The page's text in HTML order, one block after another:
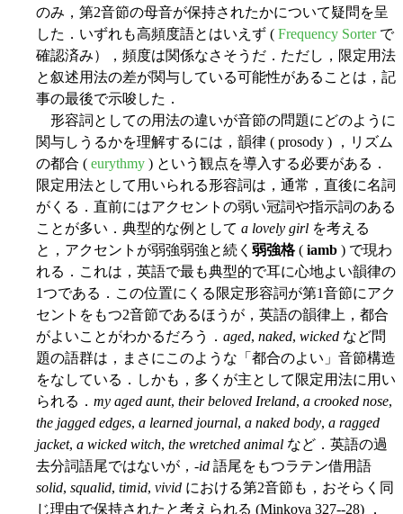
のみ，第2音節の母音が保持されたかについて疑問を呈
した．いずれも高頻度語とはいえず ( Frequency Sorterで
確認済み），頻度は関係なさそうだ．ただし，限定用法
と叙述用法の差が関与している可能性があることは，記
事の最後で示唆した．
形容詞としての用法の違いが音節の問題にどのように
関与しうるかを理解するには，韻律 ( prosody ) ，リズム
の都合 ( eurythmy ) という観点を導入する必要がある．
限定用法として用いられる形容詞は，通常，直後に名詞
がくる．直前にはアクセントの弱い冠詞や指示詞のある
ことが多い．典型的な例として a lovely girl を考える
と，アクセントが弱強弱強と続く 弱強格( iamb ) で現わ
れる．これは，英語で最も典型的で耳に心地よい韻律の
1つである．この位置にくる限定形容詞が第1音節にアク
セントをもつ2音節であるほうが，英語の韻律上，都合
がよいことがわかるだろう． aged, naked, wicked など問
題の語群は，まさにこのような「都合のよい」音節構造
をなしている．しかも，多くが主として限定用法に用い
られる． my aged aunt, their beloved Ireland, a crooked nose,
the jagged edges, a learned journal, a naked body, a ragged
jacket, a wicked witch, the wretched animal など．英語の過
去分詞語尾ではないが，-id 語尾をもつラテン借用語
solid, squalid, timid, vivid における第2音節も，おそらく同
じ理由で保持されたと考えられる (Minkova 327--28) ．